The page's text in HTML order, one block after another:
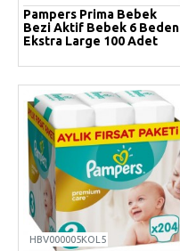
Pampers Prima Bebek
Bezi Aktif Bebek 6 Beden
Ekstra Large 100 Adet
HBV000005KOL5